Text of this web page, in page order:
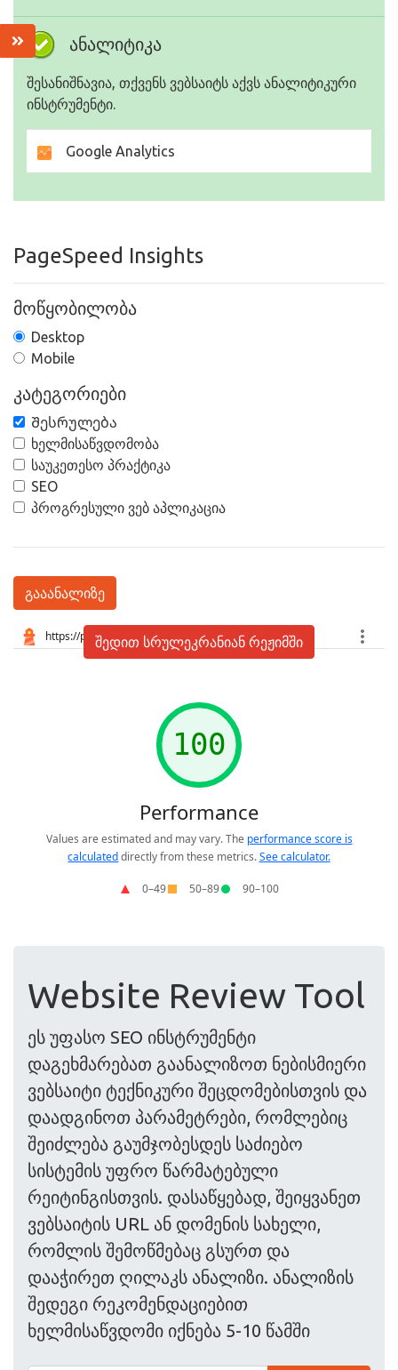
ანალიტიკა
შესანიშნავია, თქვენს ვებსაიტს აქვს ანალიტიკური
ინსტრუმენტი.
Google Analytics
PageSpeed Insights
მოწყობილობა
Desktop
Mobile
კატეგორიები
Შესრულება
ხელმისაწვდომობა
საუკეთესო პრაქტიკა
SEO
პროგრესული ვებ აპლიკაცია
გააანალიზე
შედით სრულეკრანიან რეჟიმში
Website Review Tool
ეს უფასო SEO ინსტრუმენტი
დაგეხმარებათ გაანალიზოთ ნებისმიერი
ვებსაიტი ტექნიკური შეცდომებისთვის და
დაადგინოთ პარამეტრები, რომლებიც
შეიძლება გაუმჯობესდეს საძიებო
სისტემის უფრო წარმატებული
რეიტინგისთვის. დასაწყებად, შეიყვანეთ
ვებსაიტის URL ან დომენის სახელი,
რომლის შემოწმებაც გსურთ და
დააჭირეთ ღილაკს ანალიზი. ანალიზის
შედეგი რეკომენდაციებით
ხელმისაწვდომი იქნება 5-10 წამში